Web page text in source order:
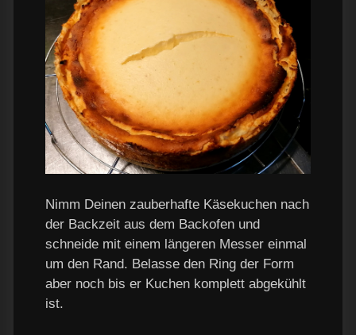
Nimm Deinen zauberhafte Käsekuchen nach
der Backzeit aus dem Backofen und
schneide mit einem längeren Messer einmal
um den Rand. Belasse den Ring der Form
aber noch bis er Kuchen komplett abgekühlt
ist.